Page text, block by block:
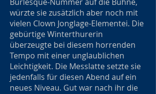
würzte sie zusätzlich aber noch mit
vielen Clown Jonglage-Elementei. Die
gebürtige Winterthurerin
überzeugte bei diesem horrenden
Tempo mit einer unglaublichen
Leichtigkeit. Die Messlatte setzte sie
jedenfalls für diesen Abend auf ein
neues Niveau. Gut war nach ihr die